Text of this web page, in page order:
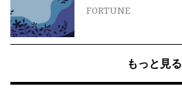
FORTUNE
もっと見る